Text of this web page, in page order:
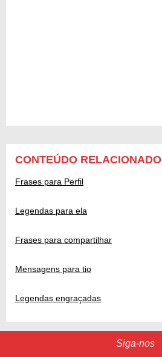
CONTEÚDO RELACIONADO
Frases para Perfil
Legendas para ela
Frases para compartilhar
Mensagens para tio
Legendas engraçadas
Siga-nos